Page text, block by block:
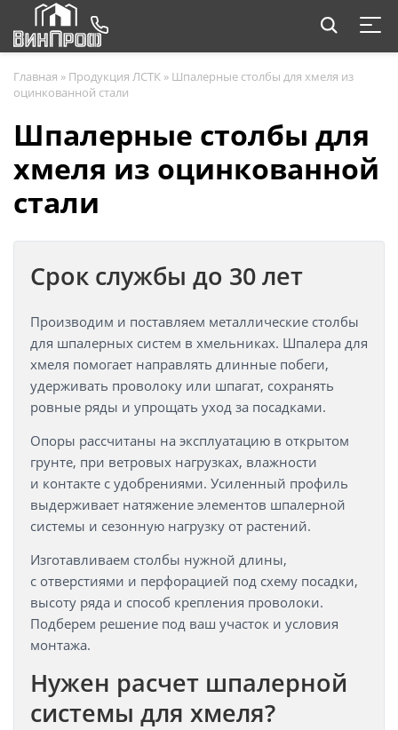
Главная » Продукция ЛСТК » Шпалерные столбы для хмеля из
оцинкованной стали
Шпалерные столбы для
хмеля из оцинкованной
стали
Срок службы до 30 лет
Производим и поставляем металлические столбы
для шпалерных систем в хмельниках. Шпалера для
хмеля помогает направлять длинные побеги,
удерживать проволоку или шпагат, сохранять
ровные ряды и упрощать уход за посадками.
Опоры рассчитаны на эксплуатацию в открытом
грунте, при ветровых нагрузках, влажности
и контакте с удобрениями. Усиленный профиль
выдерживает натяжение элементов шпалерной
системы и сезонную нагрузку от растений.
Изготавливаем столбы нужной длины,
с отверстиями и перфорацией под схему посадки,
высоту ряда и способ крепления проволоки.
Подберем решение под ваш участок и условия
монтажа.
Нужен расчет шпалерной
системы для хмеля?